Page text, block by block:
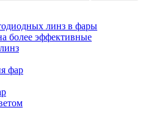
линз в фары
более эффективные
фар